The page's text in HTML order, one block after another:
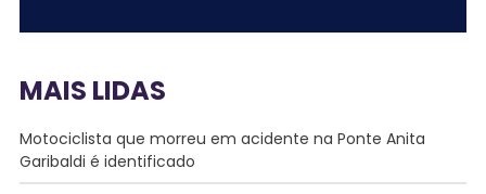
MAIS LIDAS
Motociclista que morreu em acidente na Ponte Anita
Garibaldi é identificado